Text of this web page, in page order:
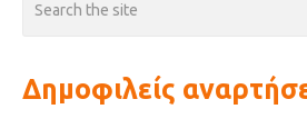
Δημοφιλείς